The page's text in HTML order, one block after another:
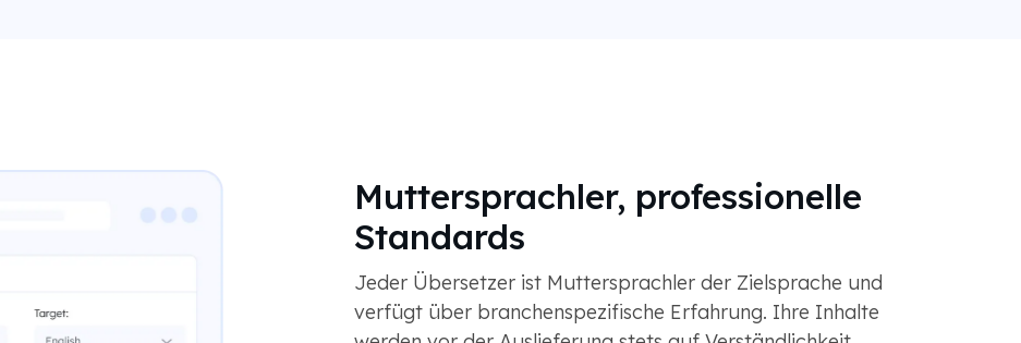
Muttersprachler, professionelle
Standards
Jeder Übersetzer ist Muttersprachler der Zielsprache und
verfügt über branchenspezifische Erfahrung. Ihre Inhalte